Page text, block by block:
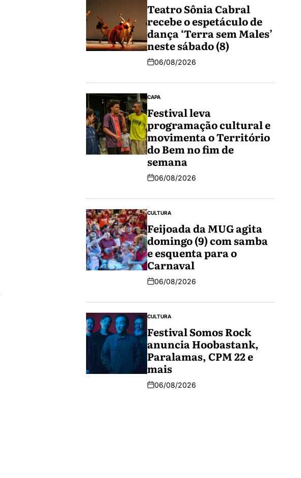
Teatro Sônia Cabral
recebe o espetáculo de
dança ‘Terra sem Males’
neste sábado (8)
06/08/2026
CAPA
Festival leva
programação cultural e
movimenta o Território
do Bem no fim de
semana
06/08/2026
CULTURA
Feijoada da MUG agita
domingo (9) com samba
e esquenta para o
Carnaval
06/08/2026
CULTURA
Festival Somos Rock
anuncia Hoobastank,
Paralamas, CPM 22 e
mais
06/08/2026